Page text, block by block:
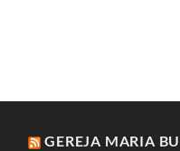
GEREJA MARIA